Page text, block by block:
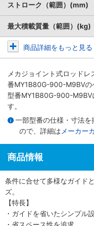
ストローク（範囲）(mm)
最大積載質量（範囲）(kg)
商品詳細をもっと見る
メカジョイント式ロッド
番MY1B80G-900-M9BVの
型番MY1B80G-900-M9BV
す。
一部型番の仕様・寸法
ので、詳細は メーカー
商品情報
条件に合せて多様なガイド
ズ。
【特長】
・ガイドを省いたシンプル
・省スペース性を追求